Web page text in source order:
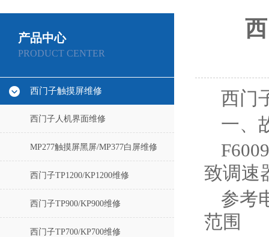
产品中心
PRODUCT CENTER
西门子触摸屏维修
西门子人机界面维修
MP277触摸屏黑屏/MP377白屏维修
西门子TP1200/KP1200维修
西门子TP900/KP900维修
西门子TP700/KP700维修
西门
一、
致调速
参考
范围‌